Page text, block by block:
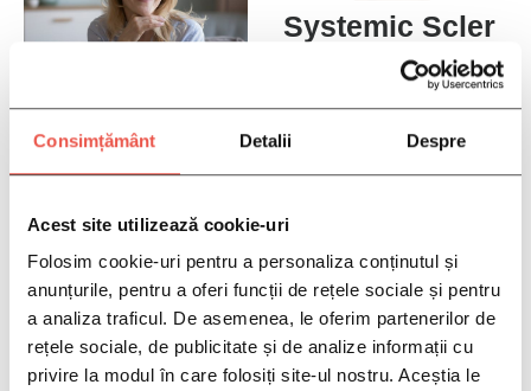
Consimțământ Detalii Despre
Acest site utilizează cookie-uri
Folosim cookie-uri pentru a personaliza conținutul și
anunțurile, pentru a oferi funcții de rețele sociale și pentru
a analiza traficul. De asemenea, le oferim partenerilor de
rețele sociale, de publicitate și de analize informații cu
privire la modul în care folosiți site-ul nostru. Aceștia le
Psoriatic Arthrit
is Study – IM01
1-054, Brasov,
cal Center for O
utpatient Diagn
osis and Treat
ment
November 20, 2023
Systemic Scler
osis Study – VI
TALISScE, Buc
harest, Polyclin
ic CCBR